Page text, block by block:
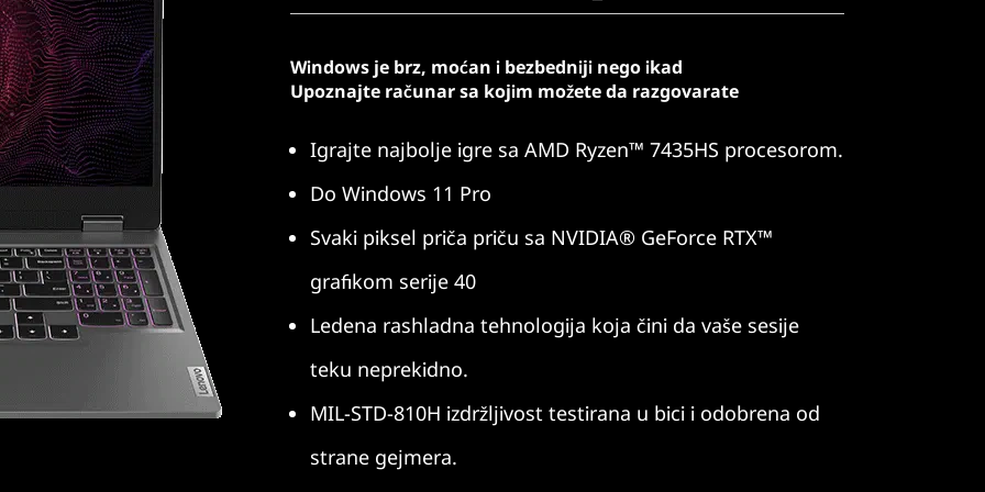
Windows je brz, moćan i bezbedniji nego ikad
Upoznajte računar sa kojim možete da razgovarate
Igrajte najbolje igre sa AMD Ryzen™ 7435HS procesorom.
Do Windows 11 Pro
Svaki piksel priča priču sa NVIDIA® GeForce RTX™
grafikom serije 40
Ledena rashladna tehnologija koja čini da vaše sesije
teku neprekidno.
MIL-STD-810H izdržljivost testirana u bici i odobrena od
strane gejmera.